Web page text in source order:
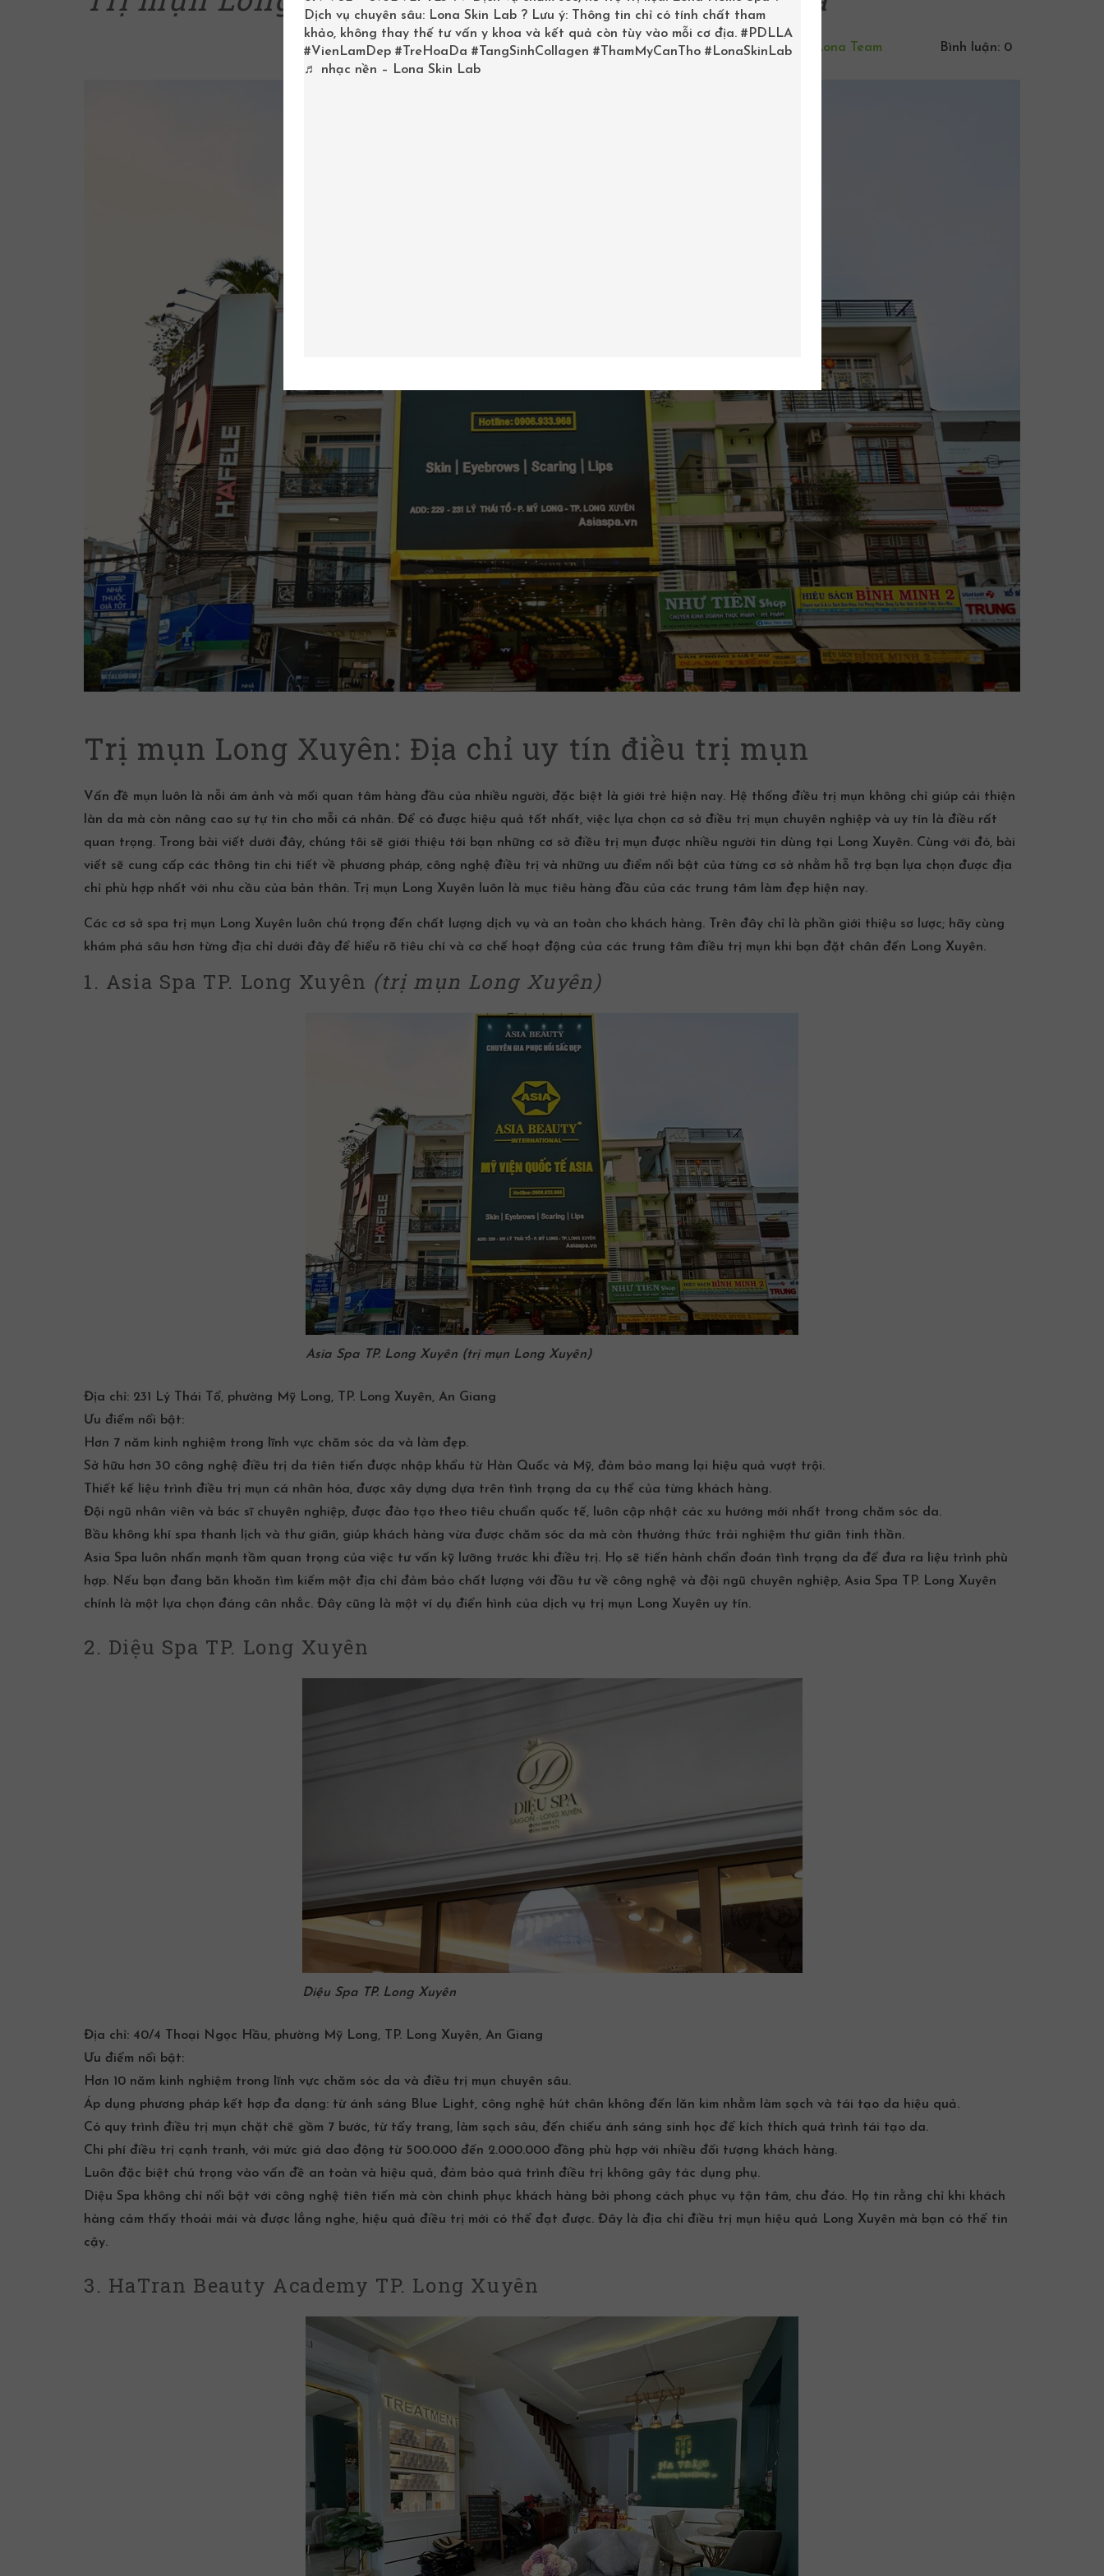
Posted:Tháng 6 9, 2025 Lona Team Bình luận: 0
Trị mụn Long Xuyên: Địa chỉ uy tín điều trị mụn
Vấn đề mụn luôn là nỗi ám ảnh và mối quan tâm hàng đầu của nhiều người, đặc biệt là giới trẻ hiện nay. Hệ thống điều trị mụn không chỉ giúp cải thiện
làn da mà còn nâng cao sự tự tin cho mỗi cá nhân. Để có được hiệu quả tốt nhất, việc lựa chọn cơ sở điều trị mụn chuyên nghiệp và uy tín là điều rất
quan trọng. Trong bài viết dưới đây, chúng tôi sẽ giới thiệu tới bạn những cơ sở điều trị mụn được nhiều người tin dùng tại Long Xuyên. Cùng với đó, bài
viết sẽ cung cấp các thông tin chi tiết về phương pháp, công nghệ điều trị và những ưu điểm nổi bật của từng cơ sở nhằm hỗ trợ bạn lựa chọn được địa
chỉ phù hợp nhất với nhu cầu của bản thân. Trị mụn Long Xuyên luôn là mục tiêu hàng đầu của các trung tâm làm đẹp hiện nay.
Các cơ sở spa trị mụn Long Xuyên luôn chú trọng đến chất lượng dịch vụ và an toàn cho khách hàng. Trên đây chỉ là phần giới thiệu sơ lược; hãy cùng
khám phá sâu hơn từng địa chỉ dưới đây để hiểu rõ tiêu chí và cơ chế hoạt động của các trung tâm điều trị mụn khi bạn đặt chân đến Long Xuyên.
1. Asia Spa TP. Long Xuyên (trị mụn Long Xuyên)
Asia Spa TP. Long Xuyên (trị mụn Long Xuyên)
Địa chỉ: 231 Lý Thái Tổ, phường Mỹ Long, TP. Long Xuyên, An Giang
Ưu điểm nổi bật:
Hơn 7 năm kinh nghiệm trong lĩnh vực chăm sóc da và làm đẹp.
Sở hữu hơn 30 công nghệ điều trị da tiên tiến được nhập khẩu từ Hàn Quốc và Mỹ, đảm bảo mang lại hiệu quả vượt trội.
Thiết kế liệu trình điều trị mụn cá nhân hóa, được xây dựng dựa trên tình trạng da cụ thể của từng khách hàng.
Đội ngũ nhân viên và bác sĩ chuyên nghiệp, được đào tạo theo tiêu chuẩn quốc tế, luôn cập nhật các xu hướng mới nhất trong chăm sóc da.
Bầu không khí spa thanh lịch và thư giãn, giúp khách hàng vừa được chăm sóc da mà còn thưởng thức trải nghiệm thư giãn tinh thần.
Asia Spa luôn nhấn mạnh tầm quan trọng của việc tư vấn kỹ lưỡng trước khi điều trị. Họ sẽ tiến hành chẩn đoán tình trạng da để đưa ra liệu trình phù
hợp. Nếu bạn đang băn khoăn tìm kiếm một địa chỉ đảm bảo chất lượng với đầu tư về công nghệ và đội ngũ chuyên nghiệp, Asia Spa TP. Long Xuyên
chính là một lựa chọn đáng cân nhắc. Đây cũng là một ví dụ điển hình của dịch vụ trị mụn Long Xuyên uy tín.
2. Diệu Spa TP. Long Xuyên
Diệu Spa TP. Long Xuyên
Địa chỉ: 40/4 Thoại Ngọc Hầu, phường Mỹ Long, TP. Long Xuyên, An Giang
Ưu điểm nổi bật:
Hơn 10 năm kinh nghiệm trong lĩnh vực chăm sóc da và điều trị mụn chuyên sâu.
Áp dụng phương pháp kết hợp đa dạng: từ ánh sáng Blue Light, công nghệ hút chân không đến lăn kim nhằm làm sạch và tái tạo da hiệu quả.
Có quy trình điều trị mụn chặt chẽ gồm 7 bước, từ tẩy trang, làm sạch sâu, đến chiếu ánh sáng sinh học để kích thích quá trình tái tạo da.
Chi phí điều trị cạnh tranh, với mức giá dao động từ 500.000 đến 2.000.000 đồng phù hợp với nhiều đối tượng khách hàng.
Luôn đặc biệt chú trọng vào vấn đề an toàn và hiệu quả, đảm bảo quá trình điều trị không gây tác dụng phụ.
Diệu Spa không chỉ nổi bật với công nghệ tiên tiến mà còn chinh phục khách hàng bởi phong cách phục vụ tận tâm, chu đáo. Họ tin rằng chỉ khi khách
hàng cảm thấy thoải mái và được lắng nghe, hiệu quả điều trị mới có thể đạt được. Đây là địa chỉ điều trị mụn hiệu quả Long Xuyên mà bạn có thể tin
cậy.
3. HaTran Beauty Academy TP. Long Xuyên
Dịch vụ chuyên sâu: Lona Skin Lab ? Lưu ý: Thông tin chỉ có tính chất tham
khảo, không thay thế tư vấn y khoa và kết quả còn tùy vào mỗi cơ địa. #PDLLA
#VienLamDep #TreHoaDa #TangSinhCollagen #ThamMyCanTho #LonaSkinLab
♬ nhạc nền – Lona Skin Lab